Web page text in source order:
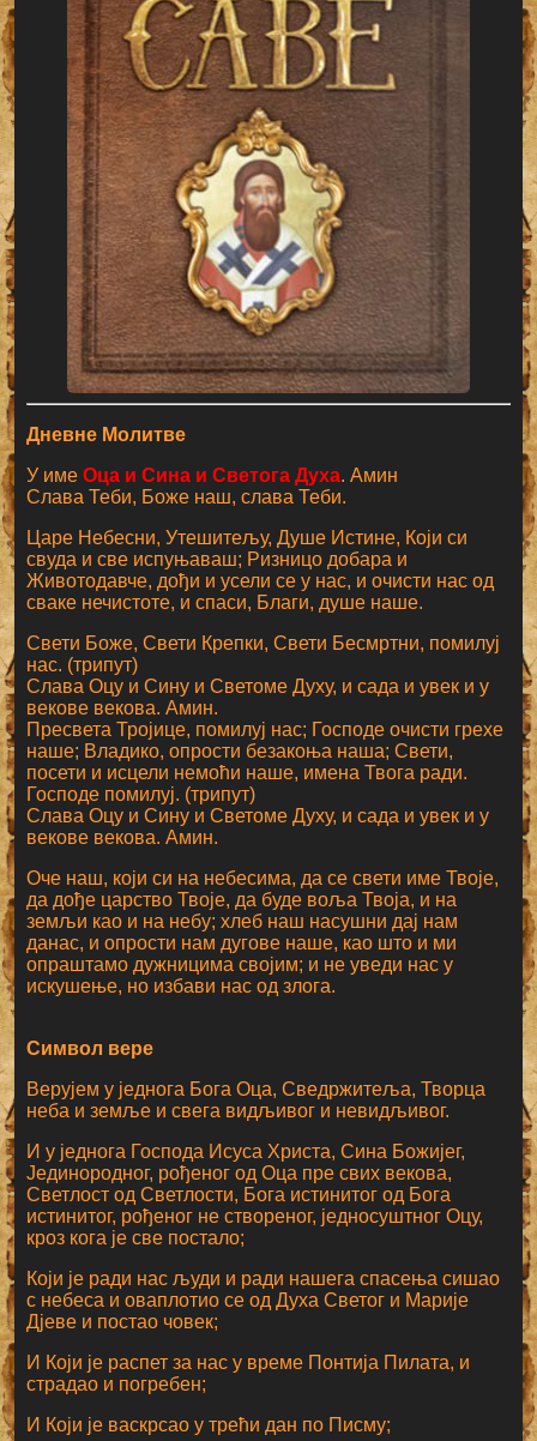
Дневне Молитве
У имеОца и Сина и Светога Духа. Амин
Слава Теби, Боже наш, слава Теби.
Царе Небесни, Утешитељу, Душе Истине, Који си
свуда и све испуњаваш; Ризницо добара и
Животодавче, дођи и усели се у нас, и очисти нас од
сваке нечистоте, и спаси, Благи, душе наше.
Свети Боже, Свети Крепки, Свети Бесмртни, помилуј
нас. (трипут)
Слава Оцу и Сину и Светоме Духу, и сада и увек и у
векове векова. Амин.
Пресвета Тројице, помилуј нас; Господе очисти грехе
наше; Владико, опрости безакоња наша; Свети,
посети и исцели немоћи наше, имена Твога ради.
Господе помилуј. (трипут)
Слава Оцу и Сину и Светоме Духу, и сада и увек и у
векове векова. Амин.
Оче наш, који си на небесима, да се свети име Твоје,
да дође царство Твоје, да буде воља Твоја, и на
земљи као и на небу; хлеб наш насушни дај нам
данас, и опрости нам дугове наше, као што и ми
опраштамо дужницима својим; и не уведи нас у
искушење, но избави нас од злога.
Символ вере
Верујем у једнога Бога Оца, Сведржитеља, Творца
неба и земље и свега видљивог и невидљивог.
И у једнога Господа Исуса Христа, Сина Божијег,
Јединородног, рођеног од Оца пре свих векова,
Светлост од Светлости, Бога истинитог од Бога
истинитог, рођеног не створеног, једносуштног Оцу,
кроз кога је све постало;
Који је ради нас људи и ради нашега спасења сишао
с небеса и оваплотио се од Духа Светог и Марије
Дјеве и постао човек;
И Који је распет за нас у време Понтија Пилата, и
страдао и погребен;
И Који је васкрсао у трећи дан по Писму;